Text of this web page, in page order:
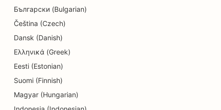
Български (Bulgarian)
Čeština (Czech)
Dansk (Danish)
Ελληνικά (Greek)
Eesti (Estonian)
Suomi (Finnish)
Magyar (Hungarian)